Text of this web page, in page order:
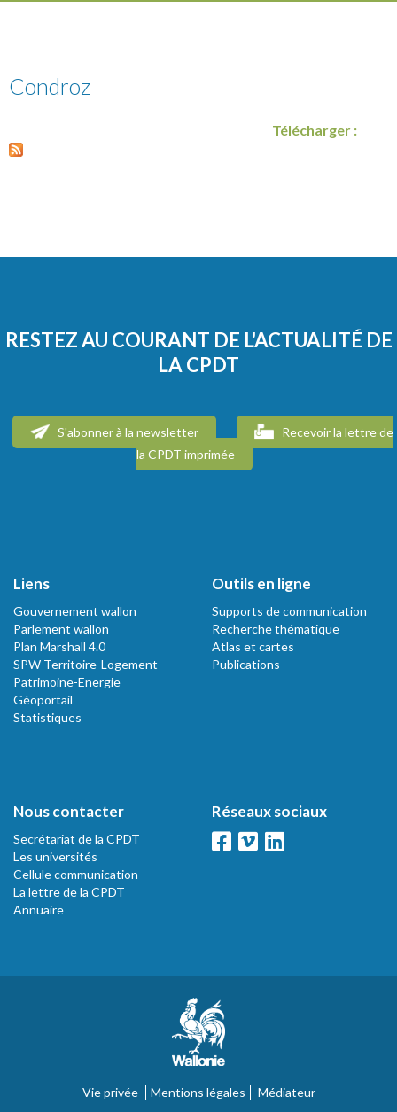
Condroz
Télécharger :
RESTEZ AU COURANT DE L'ACTUALITÉ DE
LA CPDT
S'abonner à la newsletter
Recevoir la lettre de
la CPDT imprimée
Liens
Gouvernement wallon
Parlement wallon
Plan Marshall 4.0
SPW Territoire-Logement-
Patrimoine-Energie
Géoportail
Statistiques
Outils en ligne
Supports de communication
Recherche thématique
Atlas et cartes
Publications
Nous contacter
Secrétariat de la CPDT
Les universités
Cellule communication
La lettre de la CPDT
Annuaire
Réseaux sociaux
Vie privée Mentions légales Médiateur